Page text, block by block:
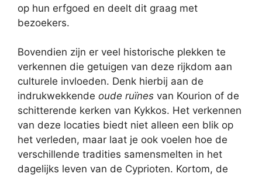
op hun erfgoed en deelt dit graag met
bezoekers.
Bovendien zijn er veel historische plekken te
verkennen die getuigen van deze rijkdom aan
culturele invloeden. Denk hierbij aan de
indrukwekkende oude ruïnes van Kourion of de
schitterende kerken van Kykkos. Het verkennen
van deze locaties biedt niet alleen een blik op
het verleden, maar laat je ook voelen hoe de
verschillende tradities samensmelten in het
dagelijks leven van de Cyprioten. Kortom, de